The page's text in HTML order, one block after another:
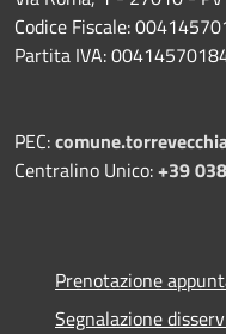
Codice Fiscale:
Partita IVA:
PEC:
Centralino Unico:+39
Prenotazione
Segnalazione